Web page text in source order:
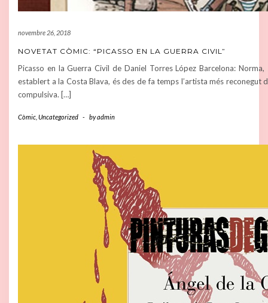
novembre 26, 2018
NOVETAT CÒMIC: “PICASSO EN LA GUERRA CIVIL”
Picasso en la Guerra Civil de Daniel Torres López Barcelona:
establert a la Costa Blava, és des de fa temps l’artista més reconegut
compulsiva. […]
Còmic Uncategorized - byadmin